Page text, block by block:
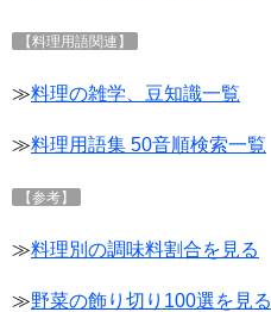
【料理用語関連】
≫料理の雑学、豆知識一覧
≫料理用語集 50音順検索一覧
【参考】
≫料理別の調味料割合を見る
≫野菜の飾り切り100選を見る